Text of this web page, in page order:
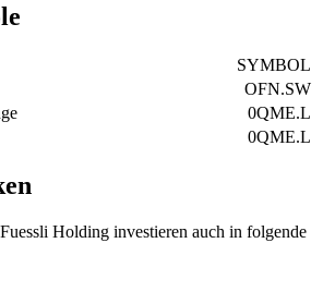
SYMBOL
OFN.SW
0QME.L
0QME.L
Holding investieren auch in folgende